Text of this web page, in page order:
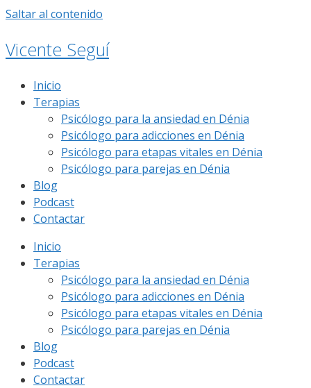
Saltar al contenido
Vicente Seguí
Inicio
Terapias
Psicólogo para la ansiedad en Dénia
Psicólogo para adicciones en Dénia
Psicólogo para etapas vitales en Dénia
Psicólogo para parejas en Dénia
Blog
Podcast
Contactar
Inicio
Terapias
Psicólogo para la ansiedad en Dénia
Psicólogo para adicciones en Dénia
Psicólogo para etapas vitales en Dénia
Psicólogo para parejas en Dénia
Blog
Podcast
Contactar